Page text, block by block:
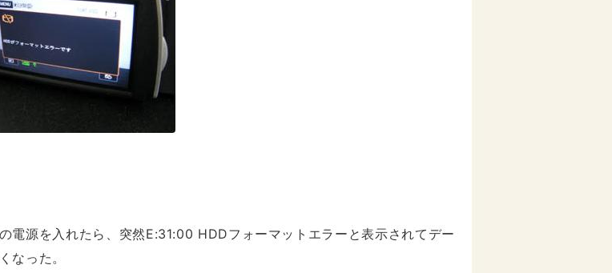
電源を入れたら、突然E:31:00 HDDフォーマットエラーと表示されてデー
なった。